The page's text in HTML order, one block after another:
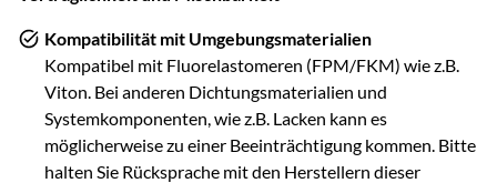
Kompatibilität mit Umgebungsmaterialien
Kompatibel mit Fluorelastomeren (FPM/FKM) wie z.B.
Viton. Bei anderen Dichtungsmaterialien und
Systemkomponenten, wie z.B. Lacken kann es
möglicherweise zu einer Beeinträchtigung kommen. Bitte
halten Sie Rücksprache mit den Herstellern dieser